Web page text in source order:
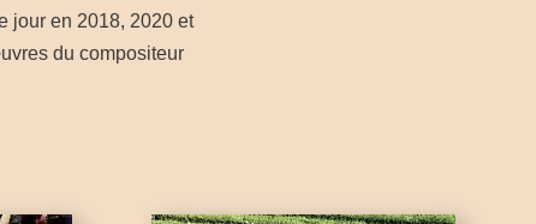
jour en 2018, 2020 et
du compositeur